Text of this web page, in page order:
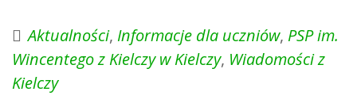
Aktualności, Informacje dla uczniów, PSP im.
Wincentego z Kielczy w Kielczy, Wiadomości z
Kielczy